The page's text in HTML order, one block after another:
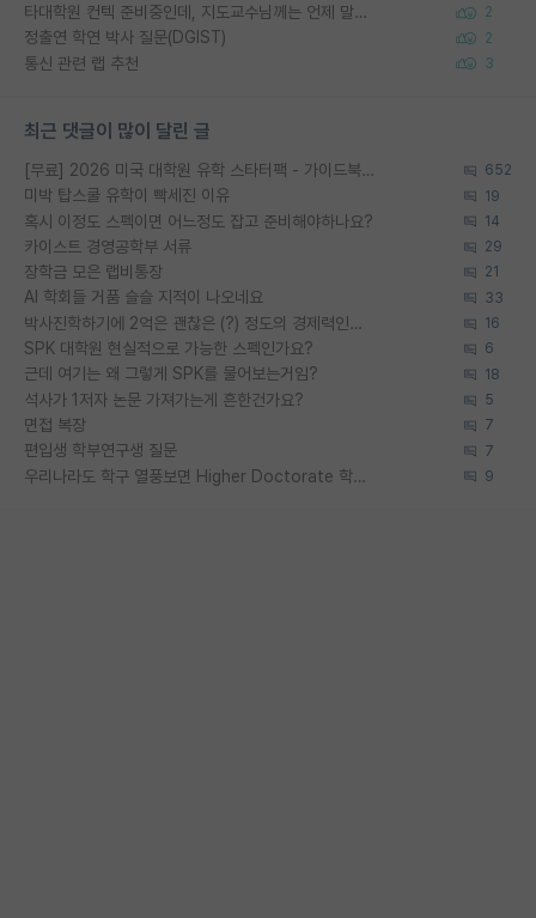
타대학원 컨텍 준비중인데, 지도교수님께는 언제 말씀드려야 할까요? 2
정출연 학연 박사 질문(DGIST) 2
통신 관련 랩 추천 3
최근 댓글이 많이 달린 글
[무료] 2026 미국 대학원 유학 스타터팩 - 가이드북 & 합격자 컨택메일 템플릿 652
미박 탑스쿨 유학이 빡세진 이유 19
혹시 이정도 스펙이면 어느정도 잡고 준비해야하나요? 14
카이스트 경영공학부 서류 29
장학금 모은 랩비통장 21
AI 학회들 거품 슬슬 지적이 나오네요 33
박사진학하기에 2억은 괜찮은 (?) 정도의 경제력인가요 16
SPK 대학원 현실적으로 가능한 스펙인가요? 6
근데 여기는 왜 그렇게 SPK를 물어보는거임? 18
석사가 1저자 논문 가져가는게 흔한건가요? 5
면접 복장 7
편입생 학부연구생 질문 7
우리나라도 학구 열풍보면 Higher Doctorate 학위가 필요하다고 봅니다. 9